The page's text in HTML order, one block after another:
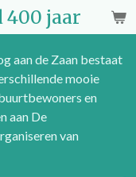
400 jaar
aan de Zaan bestaat
mooie
en
aan De
van